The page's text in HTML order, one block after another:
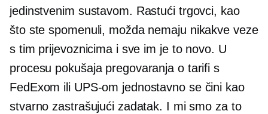
jedinstvenim sustavom. Rastući trgovci, kao
što ste spomenuli, možda nemaju nikakve veze
s tim prijevoznicima i sve im je to novo. U
procesu pokušaja pregovaranja o tarifi s
FedExom ili UPS-om jednostavno se čini kao
stvarno zastrašujući zadatak. I mi smo za to